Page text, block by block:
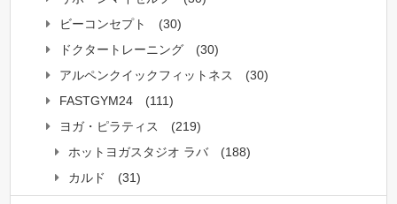
ビーコンセプト
(30)
ドクタートレーニング
(30)
アルペンクイックフィットネス
(30)
FASTGYM24
(111)
ヨガ・ピラティス
(219)
ホットヨガスタジオ ラバ
(188)
カルド
(31)